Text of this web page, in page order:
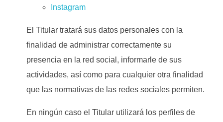
Instagram
El Titular tratará sus datos personales con la
finalidad de administrar correctamente su
presencia en la red social, informarle de sus
actividades, así como para cualquier otra finalidad
que las normativas de las redes sociales permiten.
En ningún caso el Titular utilizará los perfiles de